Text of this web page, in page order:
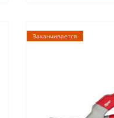
Заканчивается